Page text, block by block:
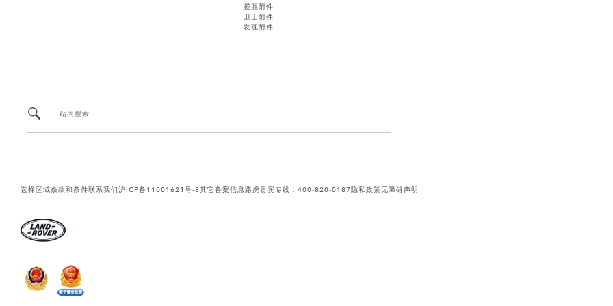
揽胜附件
卫士附件
发现附件
站内搜索
选择区域条款和条件联系我们沪ICP备11001621号-8其它备案信息路虎贵宾专线：400-820-0187隐私政策无障碍声明